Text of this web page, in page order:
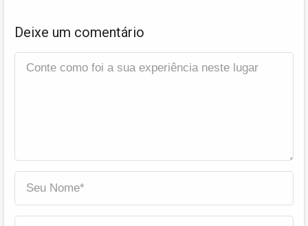
Deixe um comentário